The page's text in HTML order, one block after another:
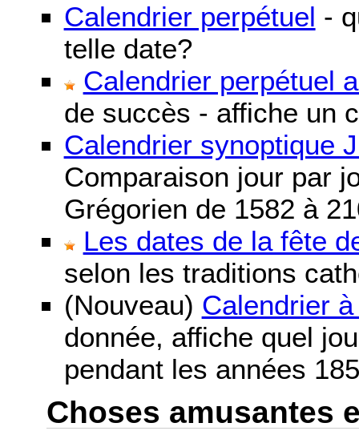
Calendrier perpétuel -
telle date?
Calendrier perpétuel
de succès - affiche un
Calendrier synoptique
Comparaison jour par
Grégorien de 1582 à
Les dates de la fête
selon les traditions
(Nouveau) Calendrier
donnée, affiche quel
pendant les années
Choses amusantes